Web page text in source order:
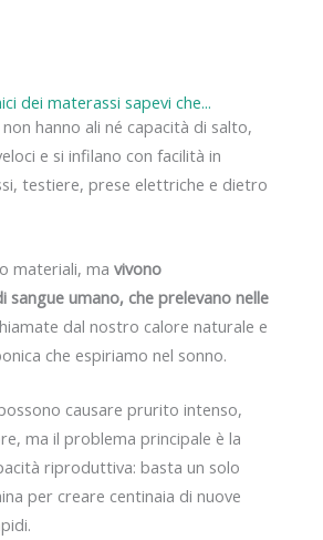
dei materassi sapevi che...
hanno ali né capacità di salto,
e si infilano con facilità in
testiere, prese elettriche e dietro
materiali, ma vivono
sangue umano, che prelevano nelle
dal nostro calore naturale e
che espiriamo nel sonno.
causare prurito intenso,
ma il problema principale è la
riproduttiva: basta un solo
per creare centinaia di nuove